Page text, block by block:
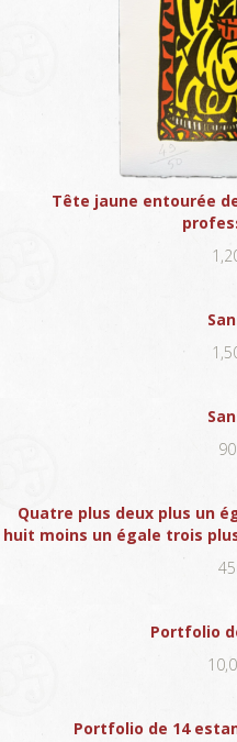
Tête jaune entourée
Quatre plus deux plus un
huit moins un égale trois
Portfolio
Portfolio de 14